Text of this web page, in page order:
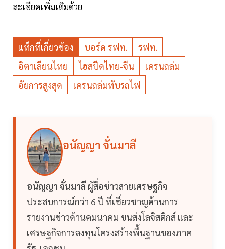
ละเอียดเพิ่มเติมด้วย
แท็กที่เกี่ยวข้อง บอร์ด รฟท.
รฟท.
อิตาเลียนไทย
ไฮสปีดไทย-จีน
เครนถล่ม
อัยการสูงสุด
เครนถล่มทับรถไฟ
อนัญญา จั่นมาลี
อนัญญา จั่นมาลี ผู้สื่อข่าวสายเศรษฐกิจ
ประสบการณ์กว่า 6 ปี ที่เชี่ยวชาญด้านการ
รายงานข่าวด้านคมนาคม ขนส่งโลจิสติกส์ และ
เศรษฐกิจการลงทุนโครงสร้างพื้นฐานของภาค